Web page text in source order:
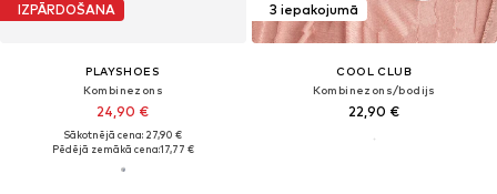
IZPĀRDOŠANA
PLAYSHOES
Kombinezons
24,90 €
Sākotnējā cena: 27,90 €
Pēdējā zemākā cena:17,77 €
3 iepakojumā
COOL CLUB
Kombinezons/bodijs
22,90 €